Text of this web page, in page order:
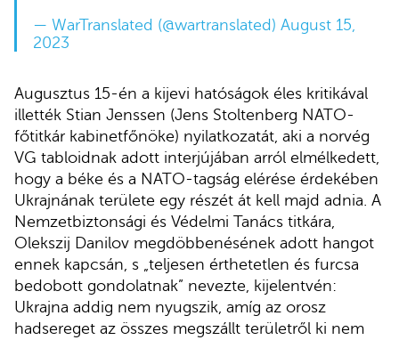
— WarTranslated (@wartranslated) August 15,
2023
Augusztus 15-én a kijevi hatóságok éles kritikával
illették Stian Jenssen (Jens Stoltenberg NATO-
főtitkár kabinetfőnöke) nyilatkozatát, aki a norvég
VG tabloidnak adott interjújában arról elmélkedett,
hogy a béke és a NATO-tagság elérése érdekében
Ukrajnának területe egy részét át kell majd adnia. A
Nemzetbiztonsági és Védelmi Tanács titkára,
Olekszij Danilov megdöbbenésének adott hangot
ennek kapcsán, s „teljesen érthetetlen és furcsa
bedobott gondolatnak” nevezte, kijelentvén:
Ukrajna addig nem nyugszik, amíg az orosz
hadsereget az összes megszállt területről ki nem